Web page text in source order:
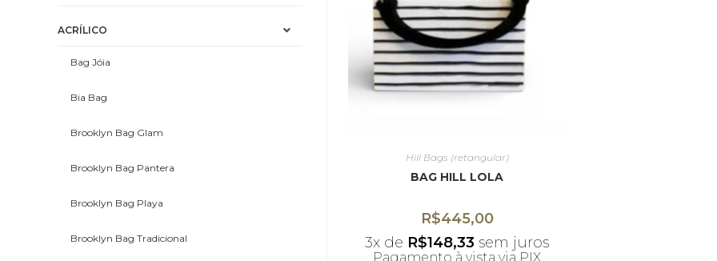
ACRÍLICO
Bag Jóia
Bia Bag
Brooklyn Bag Glam
Brooklyn Bag Pantera
Brooklyn Bag Playa
Brooklyn Bag Tradicional
Hill Bags (retangular)
BAG HILL LOLA
R$445,00
3x de R$148,33 sem juros
Pagamento à vista via PIX